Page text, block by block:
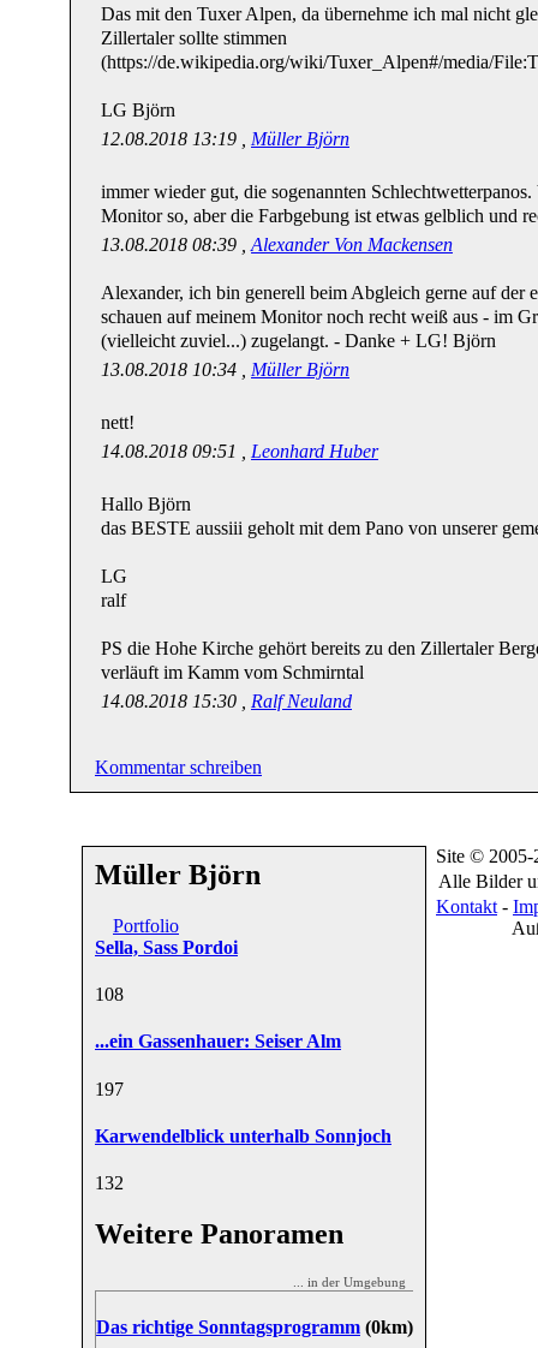
Das mit den Tuxer Alpen, da übernehme ich mal nicht
Zillertaler sollte stimmen
(https://de.wikipedia.org/wiki/Tuxer_Alpen#/media/
LG Björn
12.08.2018 13:19 , Müller Björn
immer wieder gut, die sogenannten
Monitor so, aber die Farbgebung ist etwas gelblich und
13.08.2018 08:39 , Alexander Von Mackensen
Alexander, ich bin generell beim Abgleich gerne auf der
schauen auf meinem Monitor noch recht weiß aus - im
(vielleicht zuviel...) zugelangt. - Danke + LG! Björn
13.08.2018 10:34 , Müller Björn
nett!
14.08.2018 09:51 , Leonhard Huber
Hallo Björn
das BESTE aussiii geholt mit dem Pano von unserer
LG
ralf
PS die Hohe Kirche gehört bereits zu den Zillertaler
verläuft im Kamm vom Schmirntal
14.08.2018 15:30 , Ralf Neuland
Kommentar schreiben
Müller Björn
Portfolio
Sella, Sass Pordoi
108
...ein Gassenhauer: Seiser Alm
197
Karwendelblick unterhalb Sonnjoch
132
Weitere Panoramen
... in der Umgebung
Das richtige Sonntagsprogramm (0km)
Site © 2005-
Alle Bilder
Kontakt -